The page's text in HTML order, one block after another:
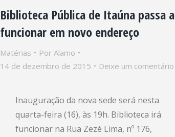
Biblioteca Pública de Itaúna passa a
funcionar em novo endereço
Matérias Por Alamo
14 de dezembro de 2015
Deixe um comentário
Inauguração da nova sede será nesta
quarta-feira (16), às 19h. Biblioteca irá
funcionar na Rua Zezé Lima, nº 176,